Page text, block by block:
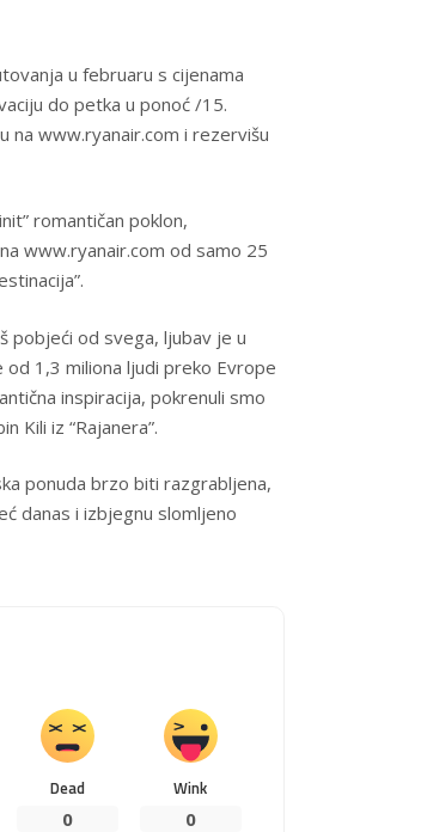
u februaru s cijenama
do petka u ponoć /15.
na www.ryanair.com i rezervišu
romantičan poklon,
www.ryanair.com od samo 25
pobjeći od svega, ljubav je u
1,3 miliona ljudi preko Evrope
inspiracija, pokrenuli smo
Kili iz “Rajanera”.
ponuda brzo biti razgrabljena,
danas i izbjegnu slomljeno
Dead
0
Wink
0